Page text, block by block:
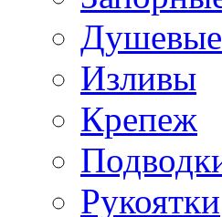
Изливы
Крепеж
Рукоятки